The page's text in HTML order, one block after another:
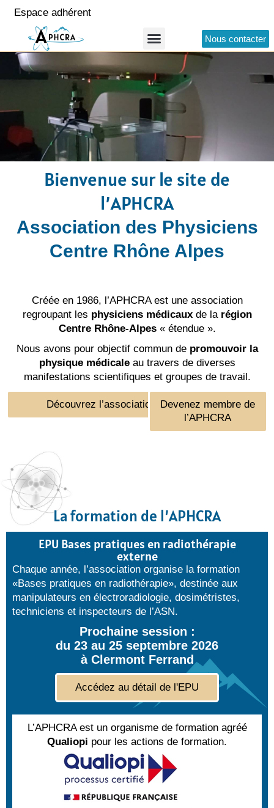
Espace adhérent
Nous contacter
Bienvenue sur le site de
l’APHCRA
Association des Physiciens
Centre Rhône Alpes
Créée en 1986, l’APHCRA est une association
regroupant les physiciens médicauxde la région
Centre Rhône-Alpes« étendue ».
Nous avons pour objectif commun de promouvoir la
physique médicaleau travers de diverses
manifestations scientifiques et groupes de travail.
Découvrez l’association
Devenez membre de
l’APHCRA
La formation de l’APHCRA
EPU Bases pratiques en radiothérapie
externe
Chaque année, l’association organise la formation
«Bases pratiques en radiothérapie», destinée aux
manipulateurs en électroradiologie, dosimétristes,
techniciens et inspecteurs de l’ASN.
Prochaine session :
du 23 au 25 septembre 2026
à Clermont Ferrand
Accédez au détail de l'EPU
L’APHCRA est un organisme de formation agréé
Qualiopi pour les actions de formation.